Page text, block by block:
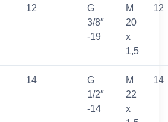
12
G
3/8″
-19
M
20
x
1,5
12
14
G
1/2″
-14
M
22
x
14